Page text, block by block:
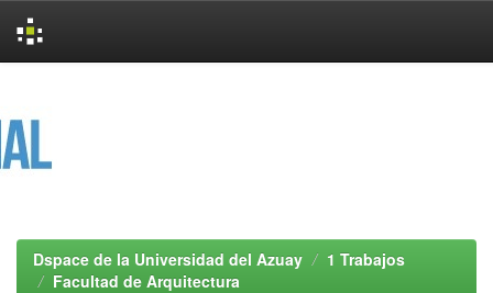
Dspace de la Universidad del Azuay
1 Trabajos
Facultad de Arquitectura